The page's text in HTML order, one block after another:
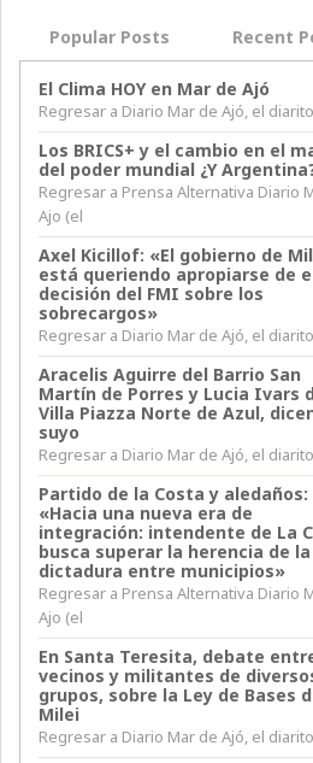
Popular Posts Recent
El Clima HOY en Mar de Ajó
Regresar a Diario Mar de Ajó, el
Los BRICS+ y el cambio en el
del poder mundial ¿Y
Regresar a Prensa Alternativa Diario
Ajo (el
Axel Kicillof: «El gobierno de
está queriendo apropiarse de
decisión del FMI sobre los
sobrecargos»
Regresar a Diario Mar de Ajó, el
Aracelis Aguirre del Barrio San
Martín de Porres y Lucia Ivars
Villa Piazza Norte de Azul,
suyo
Regresar a Diario Mar de Ajó, el
Partido de la Costa y aledaños:
«Hacia una nueva era de
integración: intendente de La
busca superar la herencia de la
dictadura entre municipios»
Regresar a Prensa Alternativa Diario
Ajo (el
En Santa Teresita, debate
vecinos y militantes de
grupos, sobre la Ley de Bases
Milei
Regresar a Diario Mar de Ajó, el